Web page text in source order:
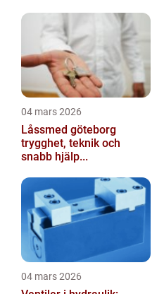
04 mars 2026
Låssmed göteborg
trygghet, teknik och
snabb hjälp...
04 mars 2026